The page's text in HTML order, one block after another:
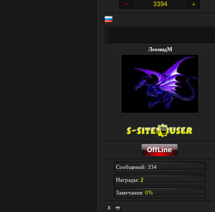
3394
ЛеонидМ
Сообщений: 334
Награды: 2
Замечания: 0%